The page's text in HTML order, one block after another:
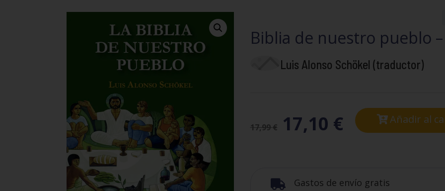
Biblia de nuestro pueblo –
Luis Alonso Schökel (traductor)
17,99€ 17,10 € Añadir al
 Gastos de envío gratis